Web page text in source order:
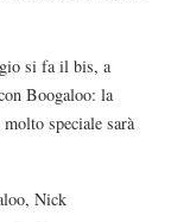
si fa il bis, a
Boogaloo: la
speciale sarà
Nick